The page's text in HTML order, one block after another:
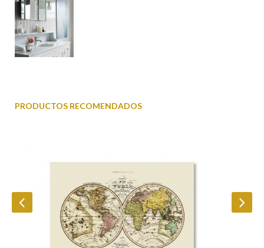
PRODUCTOS RECOMENDADOS